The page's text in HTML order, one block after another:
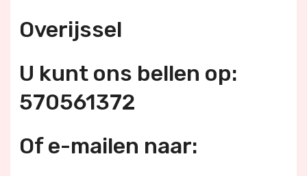
Overijssel
U kunt ons bellen op:
570561372
Of e-mailen naar: